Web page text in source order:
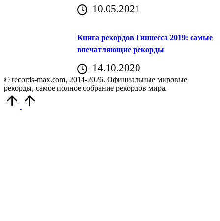
10.05.2021
Книга рекордов Гиннесса 2019: самые
впечатляющие рекорды
14.10.2020
© records-max.com, 2014-2026. Официальные мировые
рекорды, самое полное собрание рекордов мира.